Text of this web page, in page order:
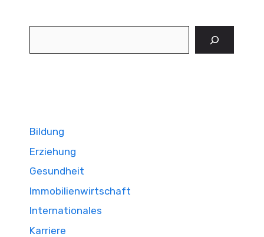
Bildung
Erziehung
Gesundheit
Immobilienwirtschaft
Internationales
Karriere